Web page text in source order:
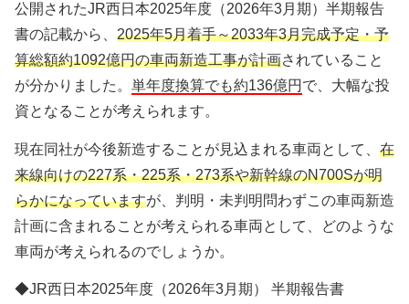
公開されたJR西日本2025年度（2026年3月期）半期報告
書の記載から、 2025年5月着手～2033年3月完成予定・予
算総額約1092億円の車両新造工事が計画されていること
が分かりました。 単年度換算でも約136億円 で、大幅な投
資となることが考えられます。
現在同社が今後新造することが見込まれる車両として、 在
来線向けの227系・225系・273系や新幹線のN700Sが明
らかになっていますが、判明・未判明問わずこの車両新造
計画に含まれることが考えられる車両として、どのような
車両が考えられるのでしょうか。
◆JR西日本2025年度（2026年3月期） 半期報告書